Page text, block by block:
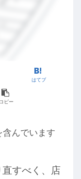
はてブ
コピー
んでいます
すべく、店